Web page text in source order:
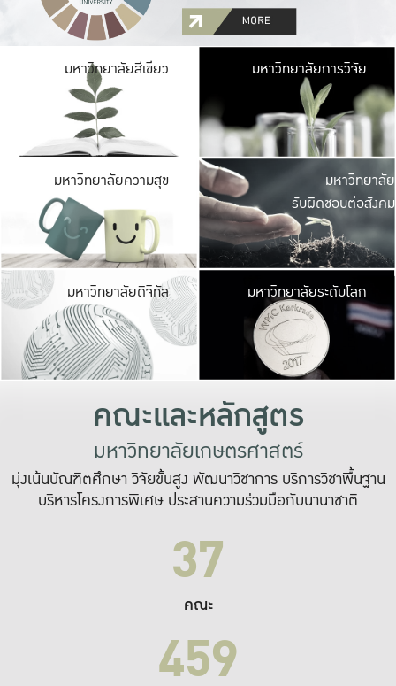
มหาวิทยาลัยสีเขียว มหาวิ
มีพื้นที่เขียวสดใส
เป็นป่าในเมือง เกษต
มหาวิทยาลัยการวิจัย
มหาวิทยาลัยความสุข มหาวิ
ค
เปิดประ
และพบเรื่องราวใ
มหาวิทยาลัย
รับผิดชอบต่อสังคม
มหาวิทยาลัยดิจิทัล มหาวิ
เปลี่ยนแปลง แล
เพื่อทำง
ระบบสารสนเทศ
มหาวิทยาลัยระดับโลก
คณะและหลักสูตร
มหาวิทยาลัยเกษตรศาสตร์
มุ่งเน้นบัณฑิตศึกษา วิจัยขั้นสูง พัฒนาวิชาการ บริการวิชาพื้นฐาน
บริหารโครงการพิเศษ ประสานความร่วมมือกับนานาชาติ
37
คณะ
459